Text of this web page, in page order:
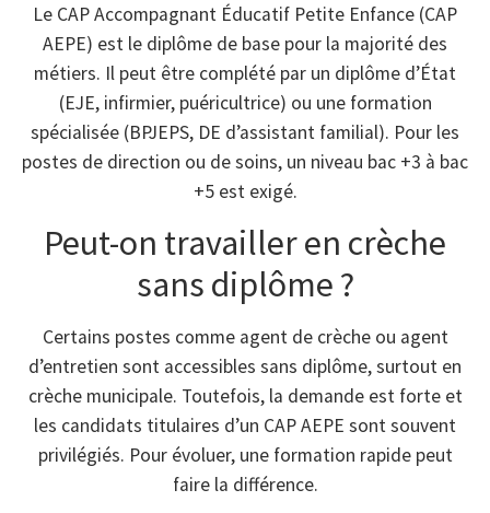
Le CAP Accompagnant Éducatif Petite Enfance (CAP
AEPE) est le diplôme de base pour la majorité des
métiers. Il peut être complété par un diplôme d’État
(EJE, infirmier, puéricultrice) ou une formation
spécialisée (BPJEPS, DE d’assistant familial). Pour les
postes de direction ou de soins, un niveau bac +3 à bac
+5 est exigé.
Peut-on travailler en crèche
sans diplôme ?
Certains postes comme agent de crèche ou agent
d’entretien sont accessibles sans diplôme, surtout en
crèche municipale. Toutefois, la demande est forte et
les candidats titulaires d’un CAP AEPE sont souvent
privilégiés. Pour évoluer, une formation rapide peut
faire la différence.